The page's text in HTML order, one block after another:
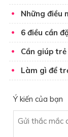
Những điều
6 điều cần
Cần giúp
Làm gì để
Ý kiến của bạn